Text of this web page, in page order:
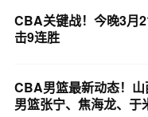
CBA关键战！今晚3月
击9连胜
CBA男篮最新动态！
男篮张宁、焦海龙、